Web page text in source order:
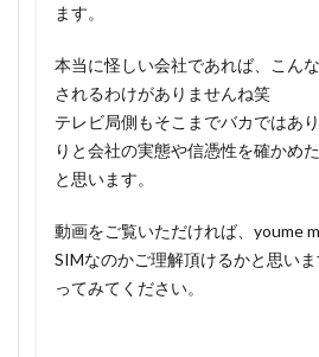
ます。
本当に怪しい会社であれば、こん
されるわけがありませんね笑
テレビ局側もそこまでバカではあ
りと会社の実態や信憑性を確かめ
と思います。
動画をご覧いただければ、youme
SIMなのかご理解頂けるかと思い
ってみてください。